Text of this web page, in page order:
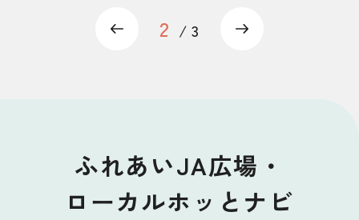
2 3
Previous
ふれあいJA広場・
ローカルホッとナビ